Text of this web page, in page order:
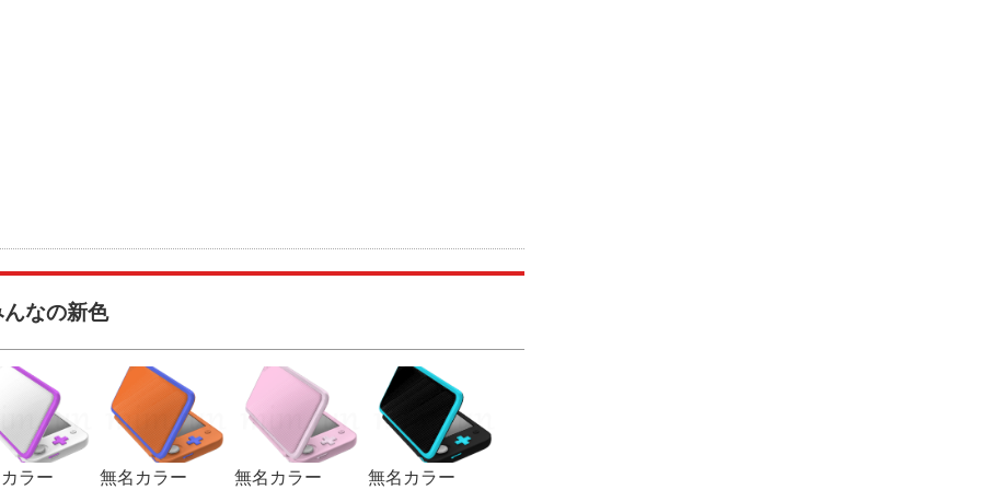
んなの新色
ラー 無名カラー 無名カラー 無名カラー